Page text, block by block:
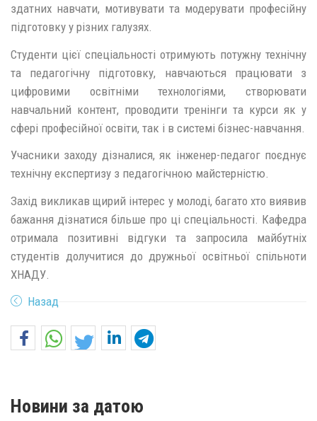
здатних навчати, мотивувати та модерувати професійну
підготовку у різних галузях.
Студенти цієї спеціальності отримують потужну технічну
та педагогічну підготовку, навчаються працювати з
цифровими освітніми технологіями, створювати
навчальний контент, проводити тренінги та курси як у
сфері професійної освіти, так і в системі бізнес-навчання.
Учасники заходу дізналися, як інженер-педагог поєднує
технічну експертизу з педагогічною майстерністю.
Захід викликав щирий інтерес у молоді, багато хто виявив
бажання дізнатися більше про ці спеціальності. Кафедра
отримала позитивні відгуки та запросила майбутніх
студентів долучитися до дружньої освітньої спільноти
ХНАДУ.
Назад
Новини за датою